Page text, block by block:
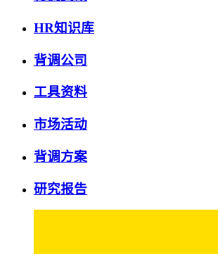
HR知识库
背调公司
工具资料
市场活动
背调方案
研究报告